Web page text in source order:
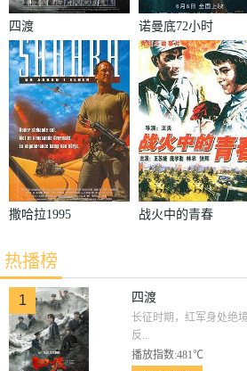
四渡 诺曼底72小时
撒哈拉1995 战火中的青春
热播榜
1 四渡
长征时期，红军身处绝
反...
播放指数:481℃